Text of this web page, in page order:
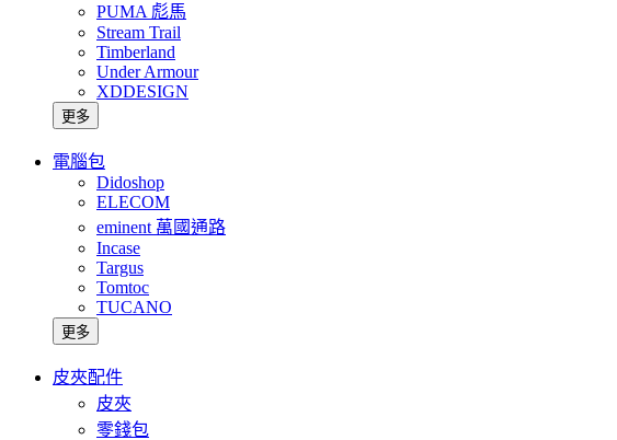
PUMA 彪馬
Stream Trail
Timberland
Under Armour
XDDESIGN
更多
電腦包
Didoshop
ELECOM
eminent 萬國通路
Incase
Targus
Tomtoc
TUCANO
更多
皮夾配件
皮夾
零錢包